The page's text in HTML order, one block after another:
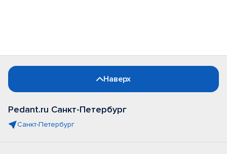
Наверх
Pedant.ru Санкт-Петербург
Санкт-Петербург